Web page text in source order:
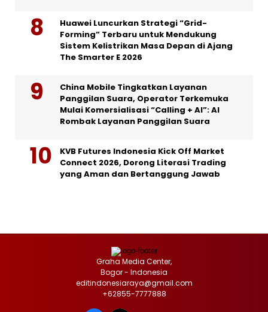
Huawei Luncurkan Strategi “Grid-
Forming” Terbaru untuk Mendukung
Sistem Kelistrikan Masa Depan di Ajang
The Smarter E 2026
China Mobile Tingkatkan Layanan
Panggilan Suara, Operator Terkemuka
Mulai Komersialisasi “Calling + AI”: AI
Rombak Layanan Panggilan Suara
KVB Futures Indonesia Kick Off Market
Connect 2026, Dorong Literasi Trading
yang Aman dan Bertanggung Jawab
Graha Media Center,
Bogor - Indonesia
editindonesiaraya@gmail.com
+62855-7777888